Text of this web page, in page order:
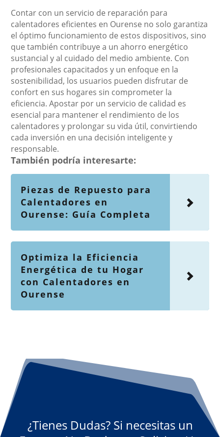
Contar con un servicio de reparación para
calentadores eficientes en Ourense no solo garantiza
el óptimo funcionamiento de estos dispositivos, sino
que también contribuye a un ahorro energético
sustancial y al cuidado del medio ambiente. Con
profesionales capacitados y un enfoque en la
sostenibilidad, los usuarios pueden disfrutar de
confort en sus hogares sin comprometer la
eficiencia. Apostar por un servicio de calidad es
esencial para mantener el rendimiento de los
calentadores y prolongar su vida útil, convirtiendo
cada inversión en una decisión inteligente y
responsable.
También podría interesarte:
Piezas de Repuesto para
Calentadores en
Ourense: Guía Completa
Optimiza la Eficiencia
Energética de tu Hogar
con Calentadores en
Ourense
¿Tienes Dudas? Si necesitas un